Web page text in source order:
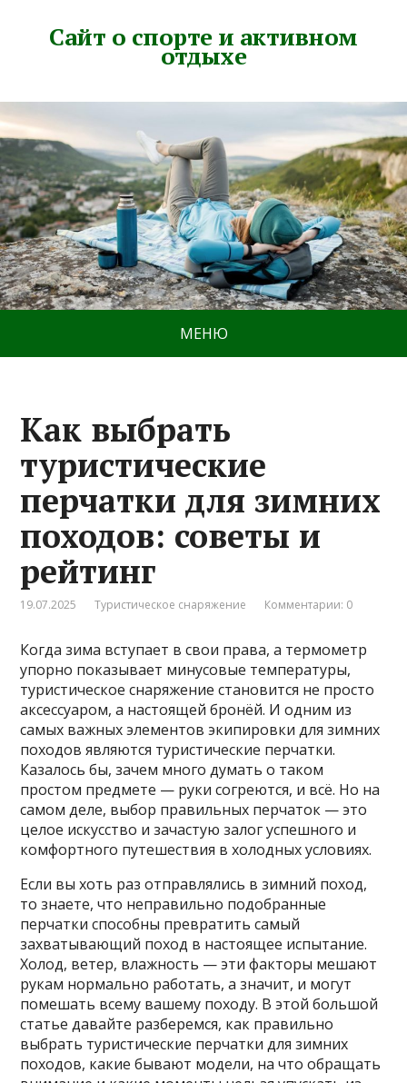
Сайт о спорте и активном
отдыхе
МЕНЮ
Как выбрать
туристические
перчатки для зимних
походов: советы и
рейтинг
19.07.2025 Туристическое снаряжение Комментарии: 0
Когда зима вступает в свои права, а термометр
упорно показывает минусовые температуры,
туристическое снаряжение становится не просто
аксессуаром, а настоящей бронёй. И одним из
самых важных элементов экипировки для зимних
походов являются туристические перчатки.
Казалось бы, зачем много думать о таком
простом предмете — руки согреются, и всё. Но на
самом деле, выбор правильных перчаток — это
целое искусство и зачастую залог успешного и
комфортного путешествия в холодных условиях.
Если вы хоть раз отправлялись в зимний поход,
то знаете, что неправильно подобранные
перчатки способны превратить самый
захватывающий поход в настоящее испытание.
Холод, ветер, влажность — эти факторы мешают
рукам нормально работать, а значит, и могут
помешать всему вашему походу. В этой большой
статье давайте разберемся, как правильно
выбрать туристические перчатки для зимних
походов, какие бывают модели, на что обращать